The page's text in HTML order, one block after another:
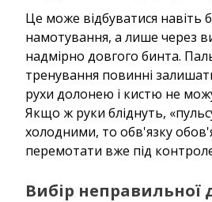
Це може відбуватися навіть
намотування, а лише через
надмірно довгого бинта.
тренування повинні
рухи долонею і кистю не
Якщо ж руки бліднуть,
холодними, то обв'язку
перемотати вже під
Вибір